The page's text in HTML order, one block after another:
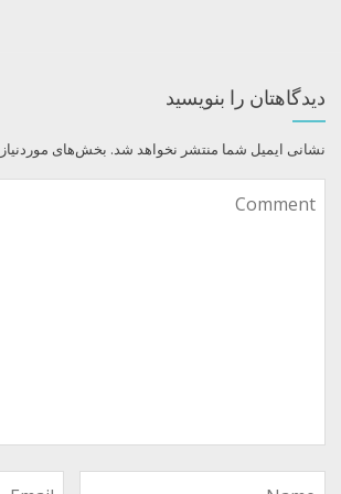
دیدگاهتان را بنویسید
نشانی ایمیل شما منتشر نخواهد شد. بخش‌های